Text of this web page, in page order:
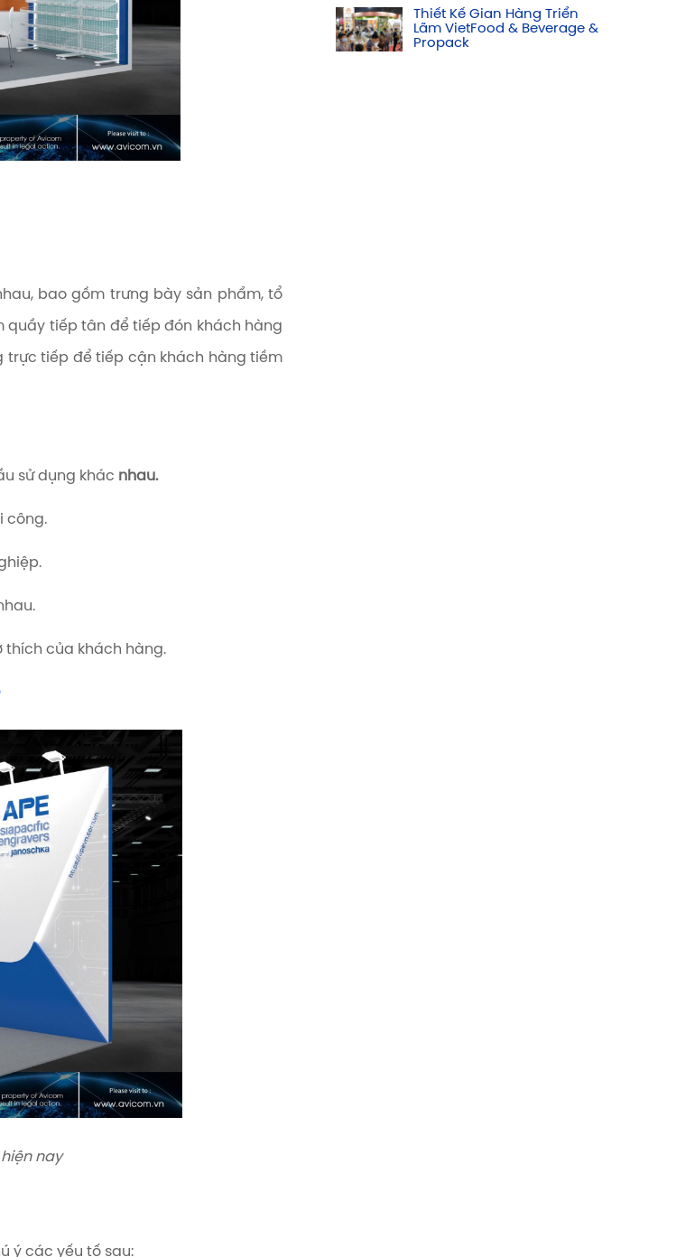
bao gồm trưng bày sản phẩm, tổ
quầy tiếp tân để tiếp đón khách hàng
trực tiếp để tiếp cận khách hàng tiềm
sử dụng khác nhau.
công.
của khách hàng.
nay
ý các yếu tố sau:
Thiết Kế Gian Hàng Triển
Lãm VietFood & Beverage &
Propack